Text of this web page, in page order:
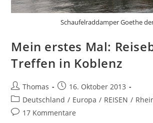
Schaufelraddamper Goethe
Mein erstes Mal:
Treffen in Koblenz
Beitrags-
Autor:
Thomas
Beitrag
veröffentlicht:
16. Oktober 2013
Beitrags-
Kategorie:
Deutschland / Europa / REISEN /
Beitrags-
17 Kommentare